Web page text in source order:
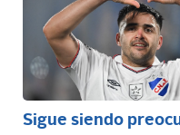
Sigue siendo